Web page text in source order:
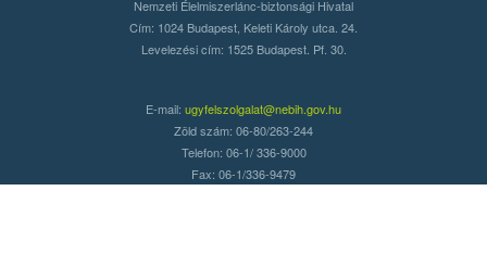
Nemzeti Élelmiszerlánc-biztonsági Hivatal
Cím: 1024 Budapest, Keleti Károly utca. 24.
Levelezési cím: 1525 Budapest. Pf. 30.
E-mail: ugyfelszolgalat@nebih.gov.hu
Zöld szám: 06-80/263-244
Telefon: 06-1/ 336-9000
Fax: 06-1/336-9479